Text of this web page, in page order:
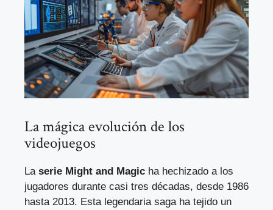
La mágica evolución de los
videojuegos
La serie Might and Magic ha hechizado a los
jugadores durante casi tres décadas, desde 1986
hasta 2013. Esta legendaria saga ha tejido un